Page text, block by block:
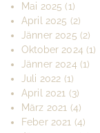
Mai 2025 (1)
April 2025 (2)
Jänner 2025 (2)
Oktober 2024 (1)
Jänner 2024 (1)
Juli 2022 (1)
April 2021 (3)
März 2021 (4)
Feber 2021 (4)